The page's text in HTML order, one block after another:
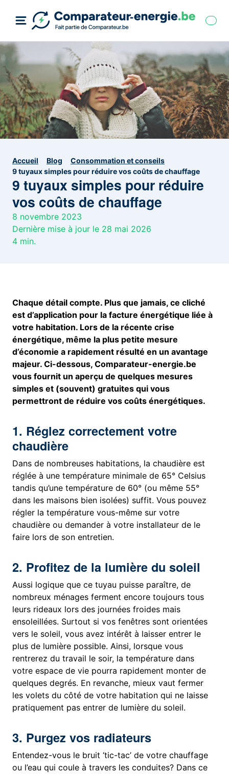
Accueil Blog
Consommation et conseils
9 tuyaux simples pour réduire vos coûts de chauffage
9 tuyaux simples pour réduire
vos coûts de chauffage
8 novembre 2023
Dernière mise à jour le 28 mai 2026
4 min.
Chaque détail compte. Plus que jamais, ce cliché
est d’application pour la facture énergétique liée à
votre habitation. Lors de la récente crise
énergétique, même la plus petite mesure
d’économie a rapidement résulté en un avantage
majeur. Ci-dessous, Comparateur-energie.be
vous fournit un aperçu de quelques mesures
simples et (souvent) gratuites qui vous
permettront de réduire vos coûts énergétiques.
1. Réglez correctement votre
chaudière
Dans de nombreuses habitations, la chaudière est
réglée à une température minimale de 65° Celsius
tandis qu’une température de 60° (ou même 55°
dans les maisons bien isolées) suffit. Vous pouvez
régler la température vous-même sur votre
chaudière ou demander à votre installateur de le
faire lors de son entretien.
2. Profitez de la lumière du soleil
Aussi logique que ce tuyau puisse paraître, de
nombreux ménages ferment encore toujours tous
leurs rideaux lors des journées froides mais
ensoleillées. Surtout si vos fenêtres sont orientées
vers le soleil, vous avez intérêt à laisser entrer le
plus de lumière possible. Ainsi, lorsque vous
rentrerez du travail le soir, la température dans
votre espace de vie pourra rapidement monter de
quelques degrés. En revanche, mieux vaut fermer
les volets du côté de votre habitation qui ne laisse
pratiquement pas entrer de lumière du soleil.
3. Purgez vos radiateurs
Entendez-vous le bruit ‘tic-tac’ de votre chauffage
ou l’eau qui coule à travers les conduites? Dans ce